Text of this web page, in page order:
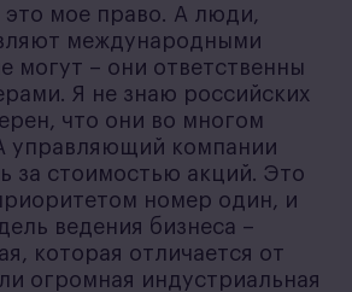
это мое право. А люди,
международными
могут – они ответственны
Я не знаю российских
что они во многом
управляющий компании
за стоимостью акций. Это
номер один, и
ведения бизнеса –
которая отличается от
огромная индустриальная